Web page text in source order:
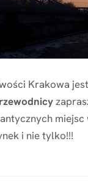
Krakowa
i nie tylko!!!